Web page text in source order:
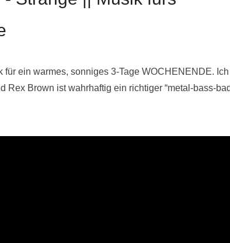
für ein warmes, sonniges 3-Tage WOCHENENDE.
Rex Brown ist wahrhaftig ein richtiger “metal-bass-